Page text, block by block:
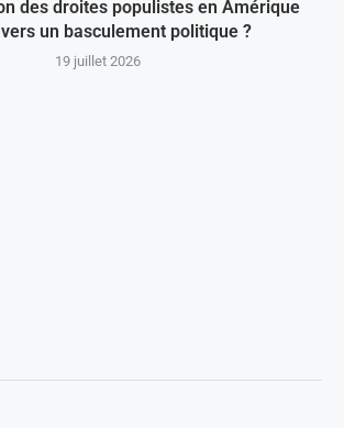
des droites populistes en Amérique
vers un basculement politique ?
19 juillet 2026